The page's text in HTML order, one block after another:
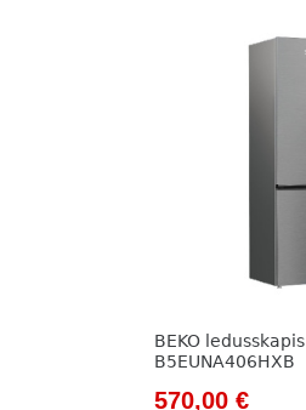
BEKO ledusskapis
B5EUNA406HXB
Original
570,00 €